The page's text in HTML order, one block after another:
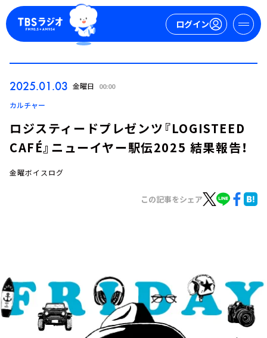
ログイン
イベント・グッズ
YouTube
会社情報
2025.01.03 金曜日 00:00
カルチャー
ロジスティードプレゼンツ『LOGISTEED
CAFÉ』ニューイヤー駅伝2025 結果報告！
金曜ボイスログ
この記事をシェア